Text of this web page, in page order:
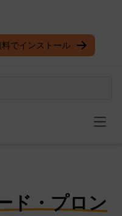
でインストール
ド・プロン